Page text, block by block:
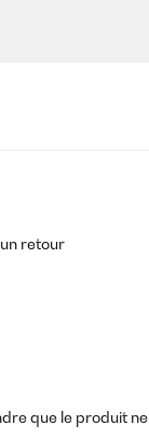
retour
que le produit